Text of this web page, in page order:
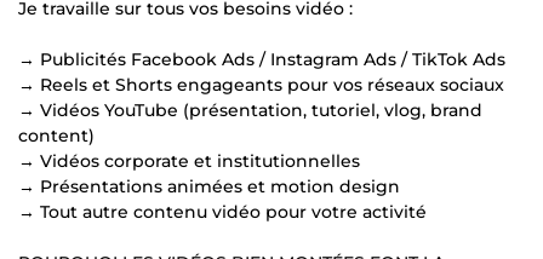
Je travaille sur tous vos besoins vidéo :
→ Publicités Facebook Ads / Instagram Ads / TikTok Ads
→ Reels et Shorts engageants pour vos réseaux sociaux
→ Vidéos YouTube (présentation, tutoriel, vlog, brand
content)
→ Vidéos corporate et institutionnelles
→ Présentations animées et motion design
→ Tout autre contenu vidéo pour votre activité